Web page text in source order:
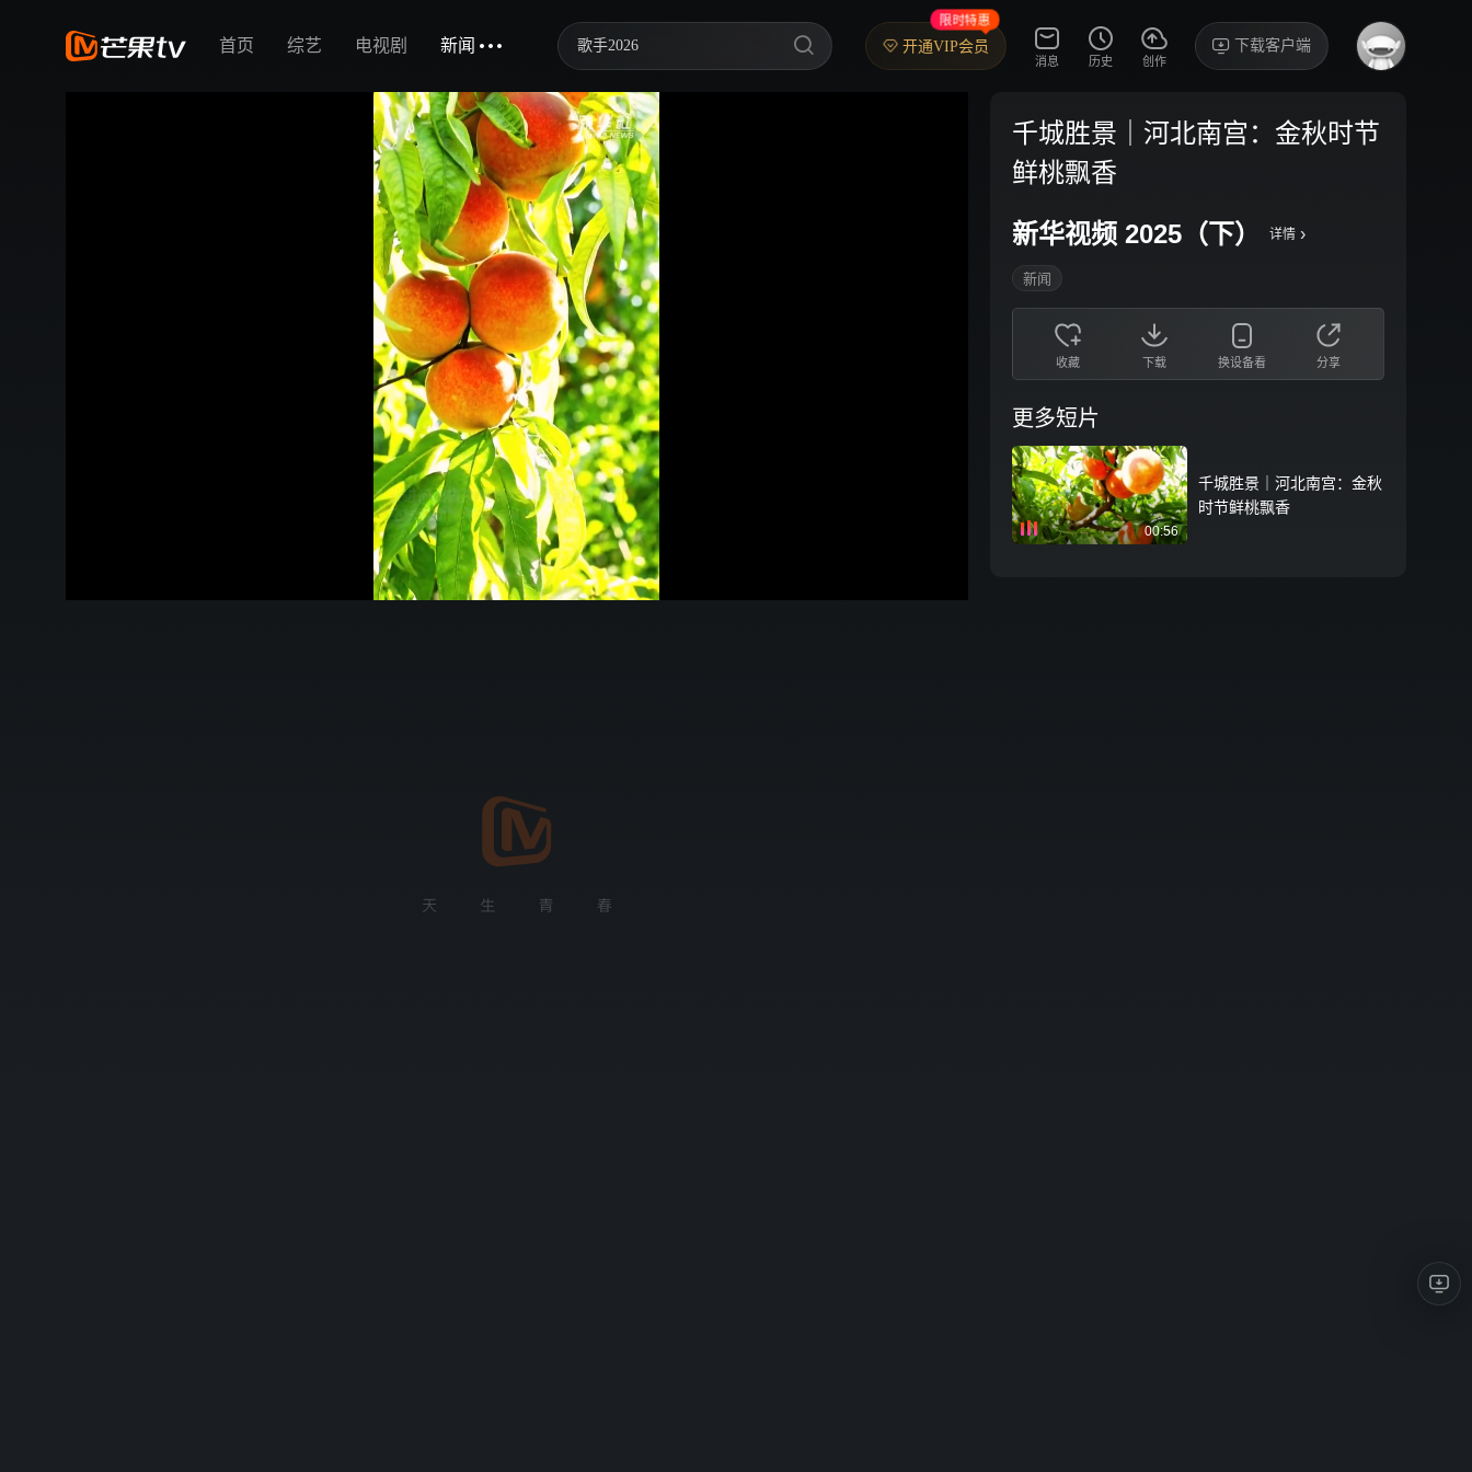
首页 综艺 电视剧 新闻
密室大逃脱 第八季
御廷谣
你好，星期六
中餐厅·南洋拾光季
快乐老家
野狗骨头
忙忙碌碌寻宝藏2
我们的宿舍·归心季
爸爸当家 第五季
开通VIP会员
限时特惠
消息 历史 创作
下载客户端
千城胜景｜河北南宫：金秋时节
鲜桃飘香
新华视频 2025（下） 详情 ›
新闻
收藏 下载 换设备看 分享
更多短片
00:56
千城胜景｜河北南宫：金秋
时节鲜桃飘香